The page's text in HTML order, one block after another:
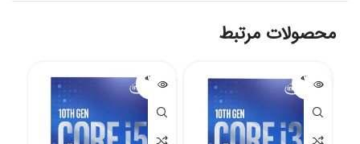
محصولات مرتبط
فروخته
شده
فروخته
شده